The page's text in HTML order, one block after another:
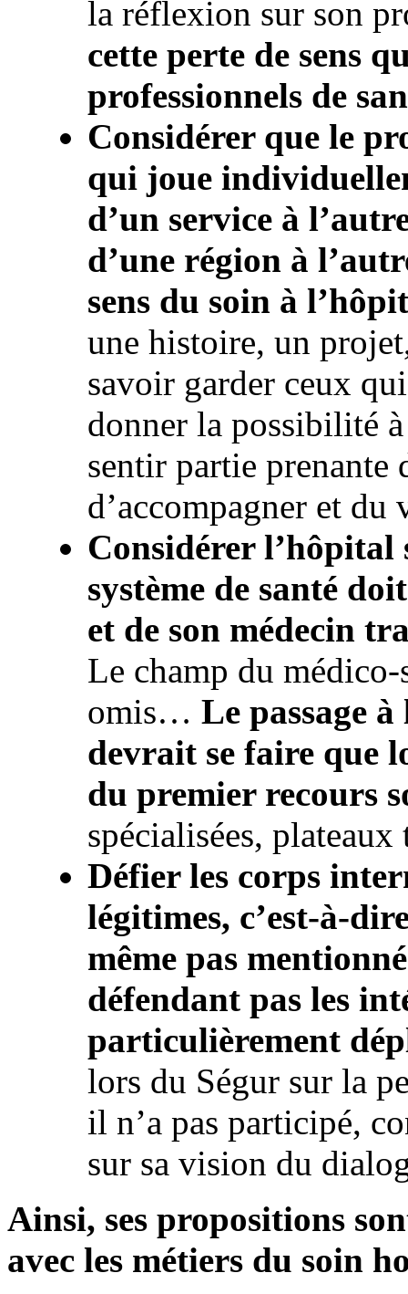
la réflexion sur son
cette perte de sens
professionnels de
Considérer que le
qui joue
d’un service à
d’une région à
sens du soin à
une histoire, un
savoir garder ceux
donner la possibilité
sentir partie prenante
d’accompagner et du
Considérer l’hôpital
système de santé
et de son médecin
Le champ du
omis… Le passage
devrait se faire que
du premier recours
spécialisées,
Défier les corps
légitimes, c’est-à-
même pas
défendant pas les
particulièrement
lors du Ségur sur la
il n’a pas participé,
sur sa vision du
Ainsi, ses propositions
avec les métiers du soin